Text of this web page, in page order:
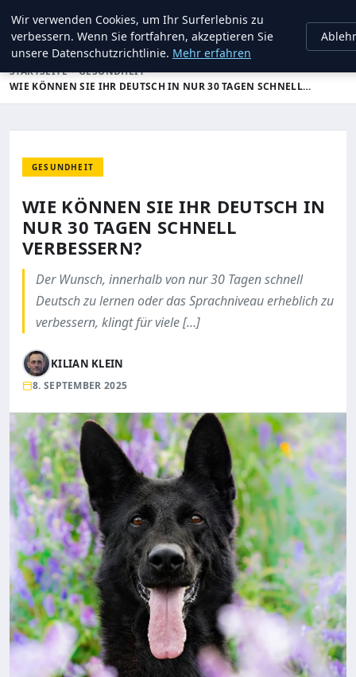
DAVIDCHRISTIAN
STARTSEITE
GESUNDHEIT
WIE KÖNNEN SIE IHR DEUTSCH IN NUR 30 TAGEN SCHNELL…
GESUNDHEIT
WIE KÖNNEN SIE IHR DEUTSCH IN
NUR 30 TAGEN SCHNELL
VERBESSERN?
Der Wunsch, innerhalb von nur 30 Tagen schnell
Deutsch zu lernen oder das Sprachniveau erheblich zu
verbessern, klingt für viele […]
KILIAN KLEIN
8. SEPTEMBER 2025
Wir verwenden Cookies, um Ihr Surferlebnis zu
verbessern. Wenn Sie fortfahren, akzeptieren Sie
unsere Datenschutzrichtlinie. Mehr erfahren